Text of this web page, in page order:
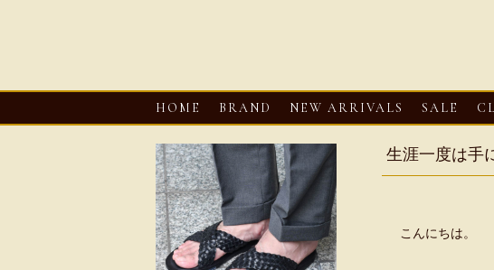
HOME BRAND NEW ARRIVALS SALE
生涯一度は手
こんにちは。